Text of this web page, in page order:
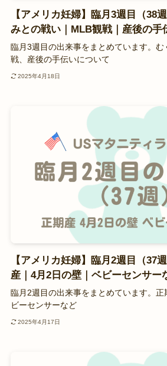
【アメリカ妊婦】臨月3週目（38
みとの戦い｜MLB観戦｜産後の手
臨月3週目の出来事をまとめています。
戦、産後の手伝いについて
2025年4月18日
【アメリカ妊婦】臨月2週目（37
産｜4月2日の壁｜ベビーセンサー
臨月2週目の出来事をまとめています。
ビーセンサーなど
2025年4月17日